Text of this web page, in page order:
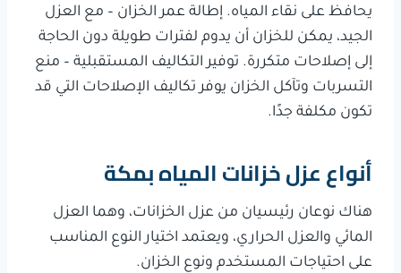
يحافظ على نقاء المياه. إطالة عمر الخزان – مع العزل
الجيد، يمكن للخزان أن يدوم لفترات طويلة دون الحاجة
إلى إصلاحات متكررة. توفير التكاليف المستقبلية – منع
التسربات وتآكل الخزان يوفر تكاليف الإصلاحات التي قد
تكون مكلفة جدًا.
أنواع عزل خزانات المياه بمكة
هناك نوعان رئيسيان من عزل الخزانات، وهما العزل
المائي والعزل الحراري، ويعتمد اختيار النوع المناسب
على احتياجات المستخدم ونوع الخزان.